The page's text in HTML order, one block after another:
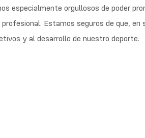
especialmente orgullosos de poder
Estamos seguros de que, en
y al desarrollo de nuestro deporte.